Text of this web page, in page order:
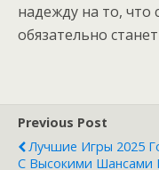
надежду на то,
обязательно
Previous Post
Лучшие Игры 2025
С Высокими Шансами